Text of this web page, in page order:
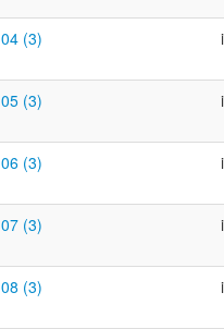
04 (3)
05 (3)
06 (3)
07 (3)
08 (3)